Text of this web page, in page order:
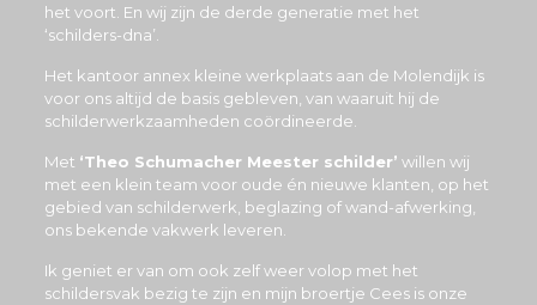
het voort. En wij zijn de derde generatie met het
‘schilders-dna’.
Het kantoor annex kleine werkplaats aan de Molendijk is
voor ons altijd de basis gebleven, van waaruit hij de
schilderwerkzaamheden coördineerde.
Met ‘Theo Schumacher Meester schilder’ willen wij
met een klein team voor oude én nieuwe klanten, op het
gebied van schilderwerk, beglazing of wand-afwerking,
ons bekende vakwerk leveren.
Ik geniet er van om ook zelf weer volop met het
schildersvak bezig te zijn en mijn broertje Cees is onze